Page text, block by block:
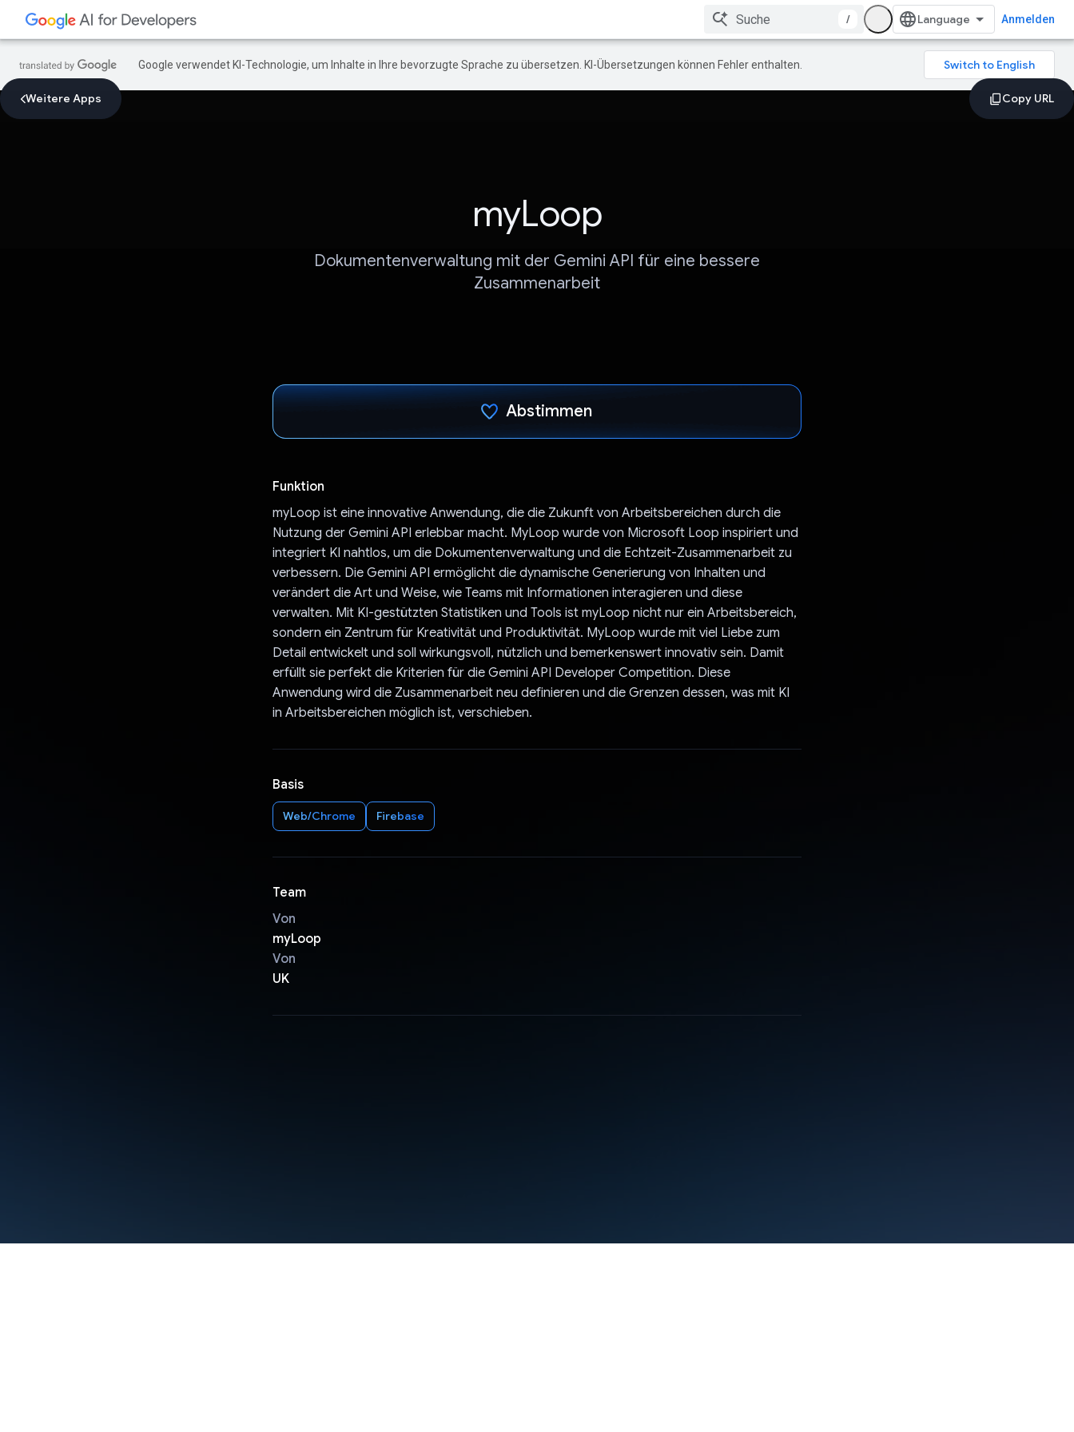
/ Anmelden
Google verwendet KI-Technologie, um Inhalte in Ihre bevorzugte Sprache zu übersetzen. KI-Übersetzungen können Fehler enthalten.
Weitere Apps
myLoop
Dokumentenverwaltung mit der Gemini API für eine bessere
Zusammenarbeit
Abstimmen
Funktion
myLoop ist eine innovative Anwendung, die die Zukunft von Arbeitsbereichen durch die
Nutzung der Gemini API erlebbar macht. MyLoop wurde von Microsoft Loop inspiriert und
integriert KI nahtlos, um die Dokumentenverwaltung und die Echtzeit-Zusammenarbeit zu
verbessern. Die Gemini API ermöglicht die dynamische Generierung von Inhalten und
verändert die Art und Weise, wie Teams mit Informationen interagieren und diese
verwalten. Mit KI-gestützten Statistiken und Tools ist myLoop nicht nur ein Arbeitsbereich,
sondern ein Zentrum für Kreativität und Produktivität. MyLoop wurde mit viel Liebe zum
Detail entwickelt und soll wirkungsvoll, nützlich und bemerkenswert innovativ sein. Damit
erfüllt sie perfekt die Kriterien für die Gemini API Developer Competition. Diese
Anwendung wird die Zusammenarbeit neu definieren und die Grenzen dessen, was mit KI
in Arbeitsbereichen möglich ist, verschieben.
Basis
Web/Chrome Firebase
Team
Von
myLoop
Von
UK